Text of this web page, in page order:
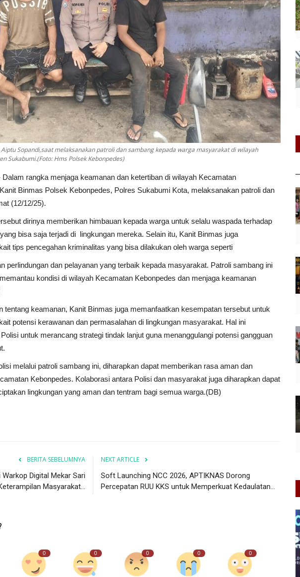
Sopandi,saat melaksanakan patroli dan sambang kepada warga masyarakat di wilayah
Sukabumi.(Foto: Hms Polsek Kebonpedes)
Dalam rangka menjaga keamanan dan ketertiban di wilayah Kecamatan
Binmas Polsek Kebonpedes, Polres Sukabumi Kota, melaksanakan patroli dan
(12/12/25).
dirinya memberikan himbauan kepada warga untuk selalu waspada terhadap
bisa saja terjadi di lingkungan mereka. Selain itu, Kanit Binmas juga
tips pencegahan kriminalitas yang bisa dilakukan oleh warga seperti
perlindungan dan pelayanan yang terbaik kepada masyarakat. Patroli sambang ini
kondisi di wilayah Kecamatan Kebonpedes dan menjaga keamanan
tentang keamanan, Kanit Binmas juga memanfaatkan kesempatan tersebut untuk
potensi kerawanan dan permasalahan di lingkungan masyarakat. Hal ini
untuk merancang strategi tindak lanjut guna menanggulangi potensi gangguan
melalui patroli sambang ini, diharapkan dapat memberikan rasa aman dan
Kebonpedes. Kolaborasi antara Polisi dan masyarakat juga diharapkan dapat
lingkungan yang aman dan tentram bagi semua warga.(DB)
BERITA SEBELUMNYA
Digital Mekar Sari
Masyarakat...
NEXT ARTICLE
Soft Launching NCC 2026, APTIKNAS Dorong
Percepatan RUU KKS untuk Memperkuat Kedaulatan...
0 0 0 0 0